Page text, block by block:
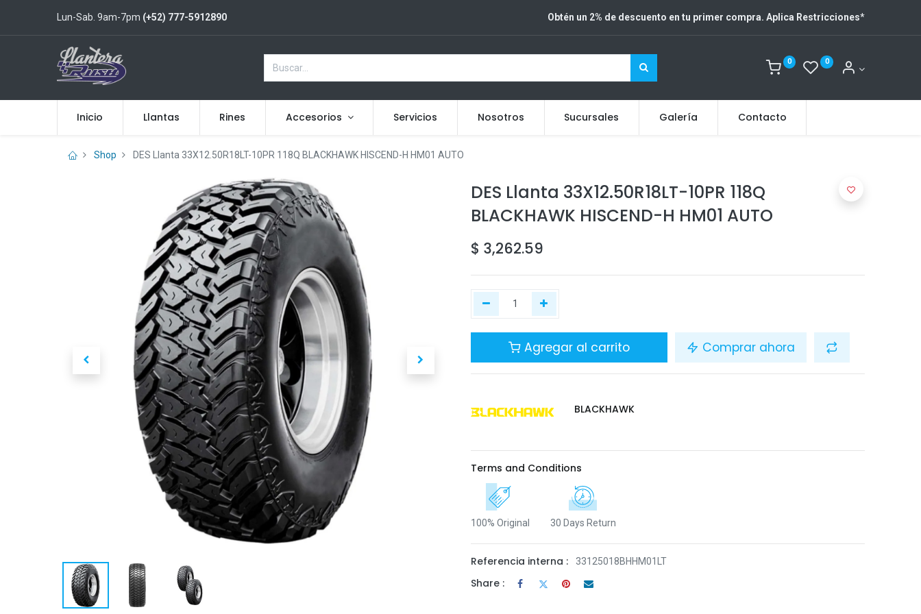
Lun-Sab. 9am-7pm (+52) 777-5912890 Obtén un 2% de descuento en tu primer compra. Aplica Restricciones*
0 0
Inicio Llantas Rines Accesorios Servicios Nosotros Sucursales Galería Contacto
Shop DES Llanta 33X12.50R18LT-10PR 118Q BLACKHAWK HISCEND-H HM01 AUTO
DES Llanta 33X12.50R18LT-10PR 118Q
BLACKHAWK HISCEND-H HM01 AUTO
$ 3,262.59
Agregar al carrito Comprar ahora
BLACKHAWK
Terms and Conditions
100% Original 30 Days Return
Referencia interna : 33125018BHHM01LT
Share :